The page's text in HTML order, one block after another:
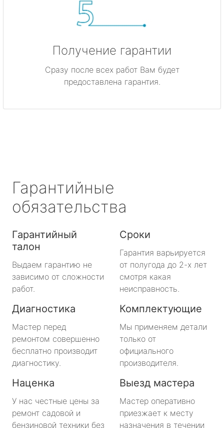
Получение гарантии
Сразу после всех работ Вам будет
предоставлена гарантия.
Гарантийные
обязательства
Гарантийный
талон
Выдаем гарантию не
зависимо от сложности
работ.
Сроки
Гарантия варьируется
от полугода до 2-х лет
смотря какая
неисправность.
Диагностика
Мастер перед
ремонтом совершенно
бесплатно производит
диагностику.
Комплектующие
Мы применяем детали
только от
официального
производителя.
Наценка
У нас честные цены за
ремонт садовой и
бензиновой техники без
Выезд мастера
Мастер оперативно
приезжает к месту
назначения в течении